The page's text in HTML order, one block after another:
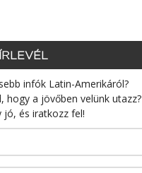
infók Latin-Amerikáról?
hogy a jövőben velünk utazz?
jó, és iratkozz fel!